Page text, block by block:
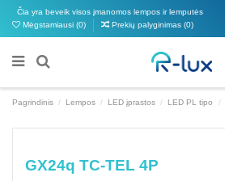
Čia yra beveik visos įmanomos lempos ir lemputės
Mėgstamiausi (0) Prekių palyginimas (0)
Pagrindinis Lempos LED įprastos LED PL tipo
GX24q TC-TEL 4P